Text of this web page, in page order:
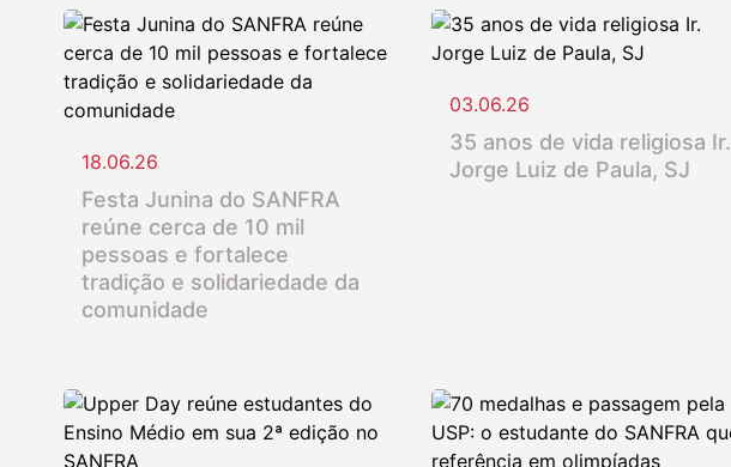
18.06.26
Festa Junina do SANFRA
reúne cerca de 10 mil
pessoas e fortalece
tradição e solidariedade da
comunidade
03.06.26
35 anos de vida religiosa Ir.
Jorge Luiz de Paula, SJ